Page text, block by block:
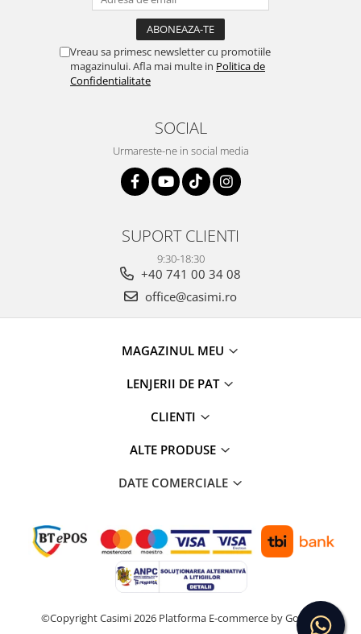
Vreau sa primesc newsletter cu promotiile
magazinului. Afla mai multe in Politica de
Confidentialitate
SOCIAL
Urmareste-ne in social media
SUPORT CLIENTI
9:30-18:30
+40 741 00 34 08
office@casimi.ro
MAGAZINUL MEU
LENJERII DE PAT
CLIENTI
ALTE PRODUSE
DATE COMERCIALE
©Copyright Casimi 2026 Platforma E-commerce by Gomag